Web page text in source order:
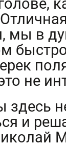
мы в
не
здесь
и